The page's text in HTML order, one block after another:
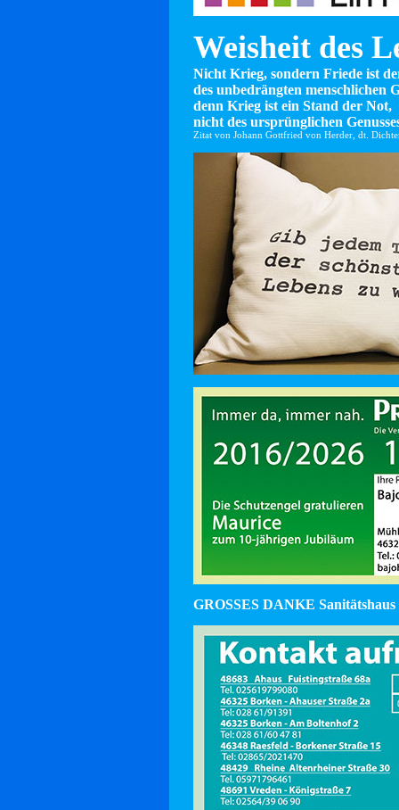
Weisheit des
Nicht Krieg, sondern Friede ist
des unbedrängten menschlichen
denn Krieg ist ein Stand der Not,
nicht des ursprünglichen
Zitat von Johann Gottfried von Herder, dt.
GROSSES DANKE